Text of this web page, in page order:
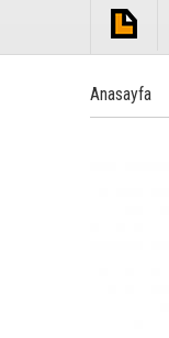
Anasayfa